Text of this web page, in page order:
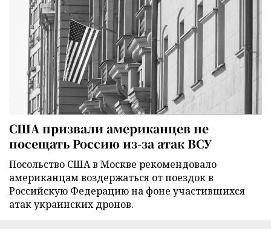
США призвали американцев не
посещать Россию из-за атак ВСУ
Посольство США в Москве рекомендовало
американцам воздержаться от поездок в
Российскую Федерацию на фоне участившихся
атак украинских дронов.